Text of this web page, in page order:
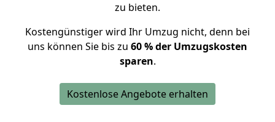
zu bieten.
Kostengünstiger wird Ihr Umzug nicht, denn bei
uns können Sie bis zu 60 % der Umzugskosten
sparen.
Kostenlose Angebote erhalten